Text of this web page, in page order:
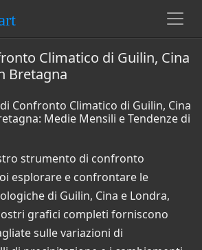
Climatico di Guilin, Cina
Bretagna
Confronto Climatico di Guilin, Cina
Medie Mensili e Tendenze di
strumento di confronto
esplorare e confrontare le
di Guilin, Cina e Londra,
grafici completi forniscono
sulle variazioni di